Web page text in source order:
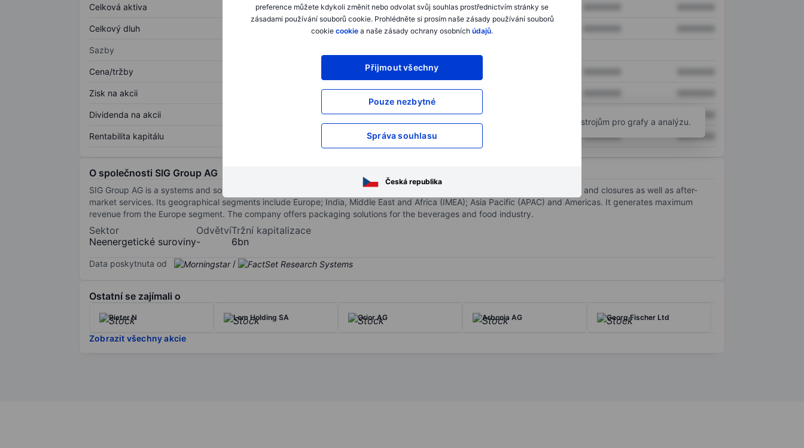
preference můžete kdykoli změnit nebo odvolat svůj souhlas prostřednictvím stránky se
zásadami používání souborů cookie. Prohlédněte si prosím naše zásady používání souborů
cookie cookie a naše zásady ochrany osobních údajů.
Přijmout všechny
Pouze nezbytné
Správa souhlasu
Česká republika
Celková aktiva XXXXXXX XXXXXXX
Celkový dluh XXXXXXX XXXXXXX
Sazby
Cena/tržby XXXXXXX
Zisk na akcii XXXXXXX
Dividenda na akcii XXXXXXX
Rentabilita kapitálu XXXXXXX XXXXXXX XXXXXXX
Otevřete si účeta získejte přístup k pokročilým nástrojům pro grafy a analýzu.
O společnosti SIG Group AG
SIG Group AG is a systems and solutions provider for aseptic carton packaging solutions, comprising filling machines, sleeves, and closures as well as after-
market services. Its geographical segments include Europe; India, Middle East and Africa (IMEA); Asia Pacific (APAC) and Americas. It generates maximum
revenue from the Europe segment. The company offers packaging solutions for the beverages and food industry.
Sektor
Neenergetické suroviny
Odvětví
-
Tržní kapitalizace
6bn
Data poskytnuta od /
Ostatní se zajímali o
Rieter N Lem Holding SA Orior AG Arbonia AG Georg Fischer Ltd
Zobrazit všechny akcie